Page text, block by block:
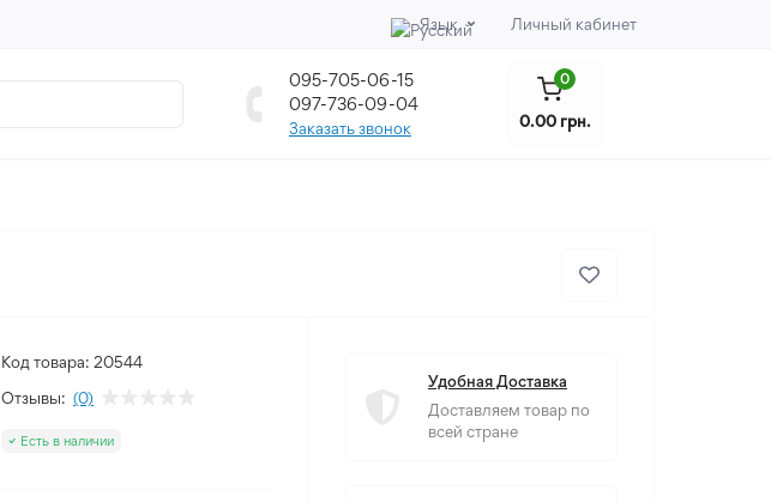
Язык Личный кабинет
095-705-06-15
097-736-09-04
Заказать звонок
0
0.00 грн.
Код товара: 20544
Отзывы: (0)
Есть в наличии
Удобная Доставка
Доставляем товар по
всей стране